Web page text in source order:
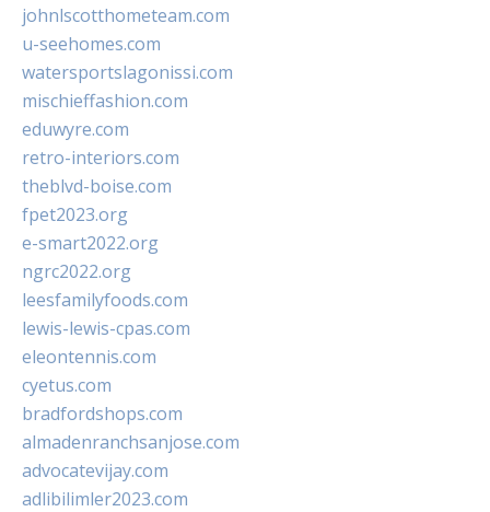
johnlscotthometeam.com
u-seehomes.com
watersportslagonissi.com
mischieffashion.com
eduwyre.com
retro-interiors.com
theblvd-boise.com
fpet2023.org
e-smart2022.org
ngrc2022.org
leesfamilyfoods.com
lewis-lewis-cpas.com
eleontennis.com
cyetus.com
bradfordshops.com
almadenranchsanjose.com
advocatevijay.com
adlibilimler2023.com